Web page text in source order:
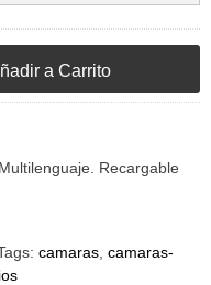
a Carrito
Recargable
camaras camaras-